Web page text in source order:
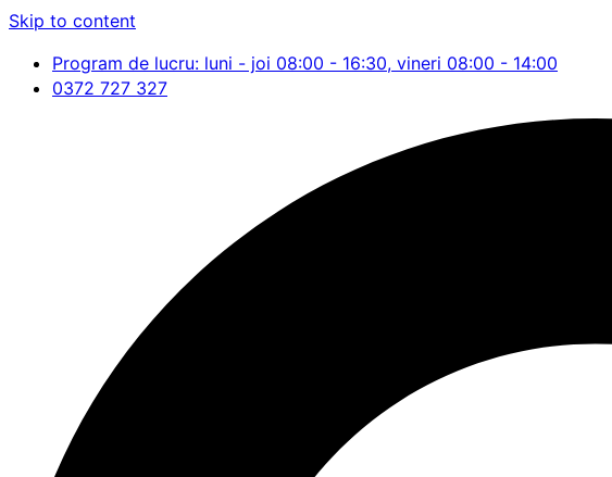
Skip to content
Program de lucru: luni - joi 08:00 - 16:30, vineri 08:00 - 14:00
0372 727 327